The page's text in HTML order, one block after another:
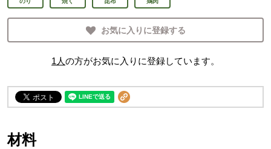
お気に入りに登録する
1 人の方がお気に入りに登録しています。
材料